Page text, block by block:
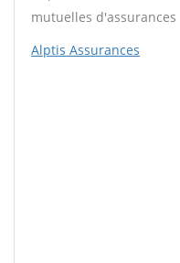
mutuelles d'assurances
Alptis Assurances